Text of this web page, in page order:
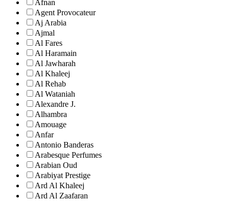
Afnan
Agent Provocateur
Aj Arabia
Ajmal
Al Fares
Al Haramain
Al Jawharah
Al Khaleej
Al Rehab
Al Wataniah
Alexandre J.
Alhambra
Amouage
Anfar
Antonio Banderas
Arabesque Perfumes
Arabian Oud
Arabiyat Prestige
Ard Al Khaleej
Ard Al Zaafaran